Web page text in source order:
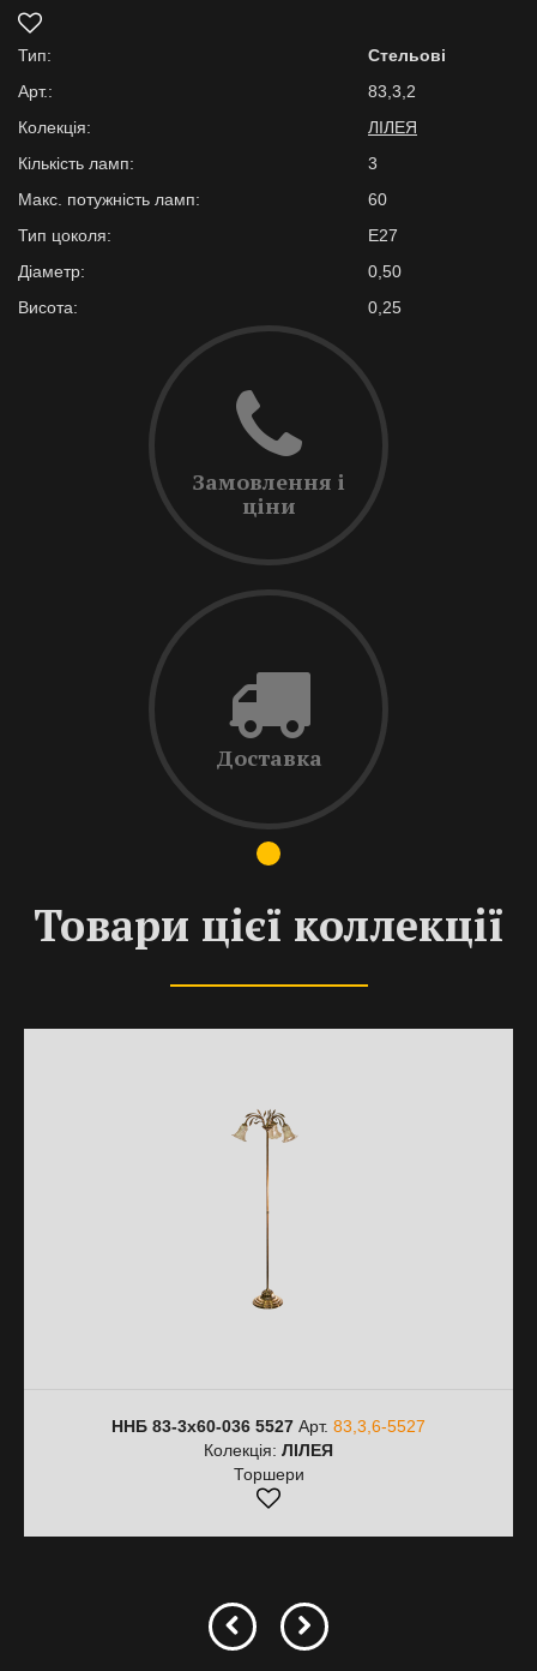
Тип:
Стельові
Арт.:
83,3,2
Колекція:
ЛІЛЕЯ
Кількість ламп:
3
Макс. потужність ламп:
60
Тип цоколя:
E27
Діаметр:
0,50
Висота:
0,25
Замовлення і
ціни
Доставка
Товари цієї коллекції
ННБ 83-3х60-036 5527 Арт. 83,3,6-5527
Колекція: ЛІЛЕЯ
Торшери